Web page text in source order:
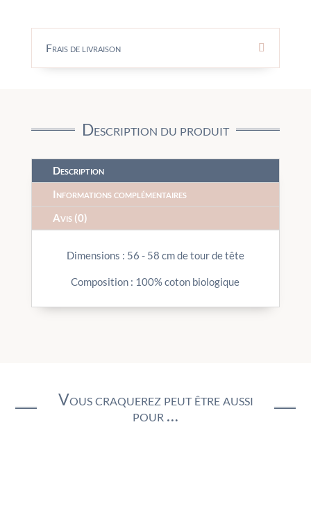
Frais de livraison
Description du produit
Description
Informations complémentaires
Avis (0)
Dimensions : 56 - 58 cm de tour de tête
Composition : 100% coton biologique
Vous craquerez peut être aussi
pour …